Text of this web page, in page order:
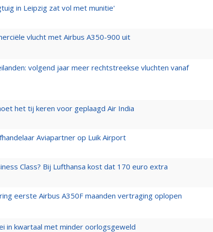
in Leipzig zat vol met munitie'
vlucht met Airbus A350-900 uit
volgend jaar meer rechtstreekse vluchten vanaf
het tij keren voor geplaagd Air India
Aviapartner op Luik Airport
Class? Bij Lufthansa kost dat 170 euro extra
eerste Airbus A350F maanden vertraging oplopen
in kwartaal met minder oorlogsgeweld